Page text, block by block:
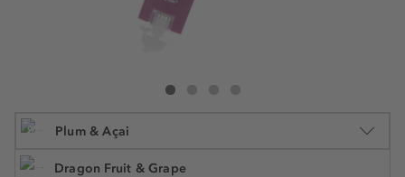
Florence By Mills Oh Whale Lip Balm
% Plum & Açai
Dragon Fruit & Grape